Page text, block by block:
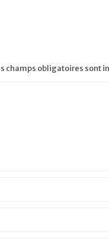
champs obligatoires sont